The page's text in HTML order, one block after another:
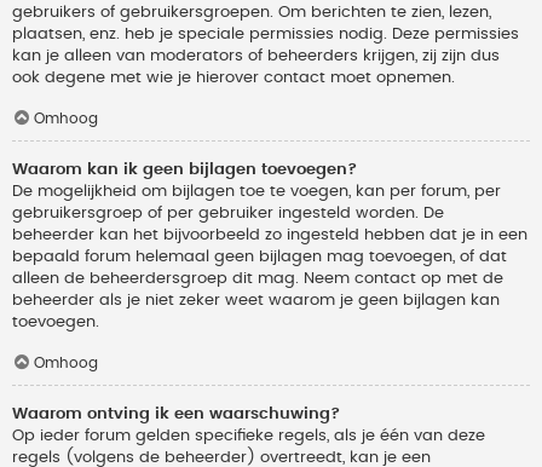
gebruikers of gebruikersgroepen. Om berichten te zien, lezen,
plaatsen, enz. heb je speciale permissies nodig. Deze permissies
kan je alleen van moderators of beheerders krijgen, zij zijn dus
ook degene met wie je hierover contact moet opnemen.
Omhoog
Waarom kan ik geen bijlagen toevoegen?
De mogelijkheid om bijlagen toe te voegen, kan per forum, per
gebruikersgroep of per gebruiker ingesteld worden. De
beheerder kan het bijvoorbeeld zo ingesteld hebben dat je in een
bepaald forum helemaal geen bijlagen mag toevoegen, of dat
alleen de beheerdersgroep dit mag. Neem contact op met de
beheerder als je niet zeker weet waarom je geen bijlagen kan
toevoegen.
Omhoog
Waarom ontving ik een waarschuwing?
Op ieder forum gelden specifieke regels, als je één van deze
regels (volgens de beheerder) overtreedt, kan je een